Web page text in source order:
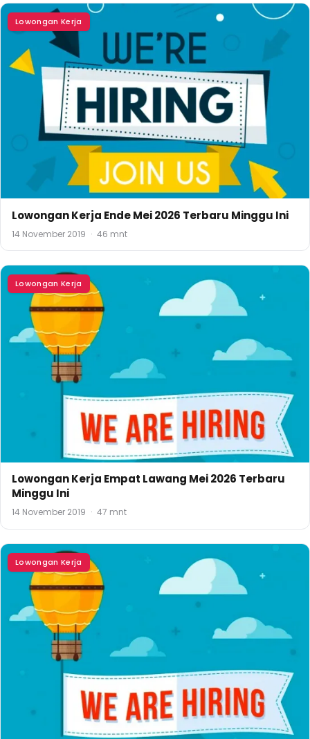
Lowongan Kerja
Lowongan Kerja Ende Mei 2026 Terbaru Minggu Ini
14 November 2019 · 46 mnt
Lowongan Kerja
Lowongan Kerja Empat Lawang Mei 2026 Terbaru
Minggu Ini
14 November 2019 · 47 mnt
Lowongan Kerja